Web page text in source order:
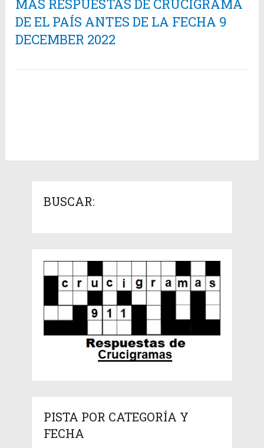
MÁS RESPUESTAS DE CRUCIGRAMA
DE EL PAÍS ANTES DE LA FECHA 9
DECEMBER 2022
BUSCAR:
PISTA POR CATEGORÍA Y
FECHA